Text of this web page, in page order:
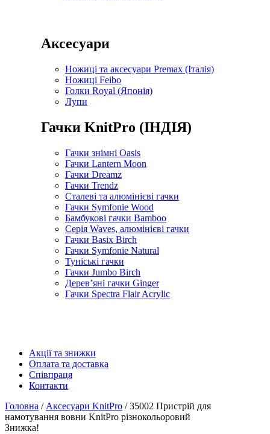
Аксесуари
Ножиці та аксесуари Premax (Італія)
Ножиці Feibo
Голки Royal (Японія)
Лупи
Гачки KnitPro (ІНДІЯ)
Гачки знімні Oasis
Гачки Lantern Moon
Гачки Dreamz
Гачки Trendz
Сталеві та алюмінієві гачки
Гачки Symfonie Wood
Бамбукові гачки Bamboo
Серія Waves, алюмінієві гачки
Гачки Basix Birch
Гачки Symfonie Natural
Туніські гачки
Гачки Jumbo Birch
Дерев’яні гачки Ginger
Гачки Spectra Flair Acrylic
Акції та знижки
Оплата та доставка
Співпраця
Контакти
Головна / Аксесуари KnitPro / 35002 Пристрій для
намотування вовни KnitPro різнокольоровий
Знижка!